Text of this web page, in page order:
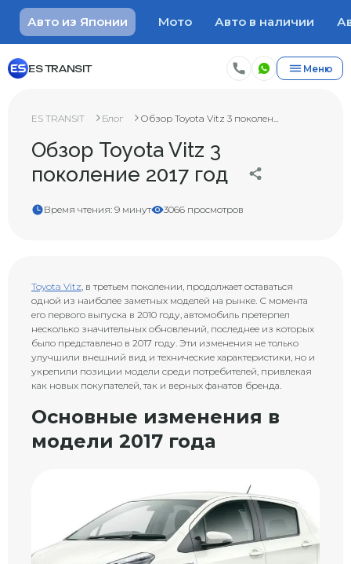
Авто из Японии Мото Авто в наличии
ES TRANSIT Меню
ES TRANSIT Блог Обзор Toyota Vitz 3 поколен...
Обзор Toyota Vitz 3
поколение 2017 год
Время чтения: 9 минут 3066 просмотров
Toyota Vitz, в третьем поколении, продолжает оставаться
одной из наиболее заметных моделей на рынке. С момента
его первого выпуска в 2010 году, автомобиль претерпел
несколько значительных обновлений, последнее из которых
было представлено в 2017 году. Эти изменения не только
улучшили внешний вид и технические характеристики, но и
укрепили позиции модели среди потребителей, привлекая
как новых покупателей, так и верных фанатов бренда.
Основные изменения в
модели 2017 года